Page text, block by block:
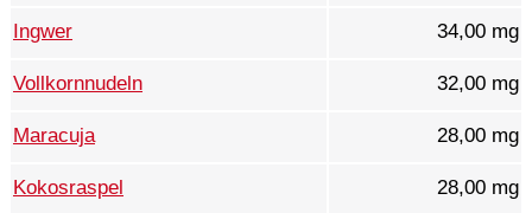
Ingwer 34,00 mg
Vollkornnudeln 32,00 mg
Maracuja 28,00 mg
Kokosraspel 28,00 mg